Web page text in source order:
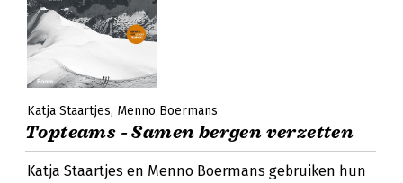
Katja Staartjes Menno Boermans
Topteams - Samen bergen verzetten
Katja Staartjes en Menno Boermans gebruiken hun